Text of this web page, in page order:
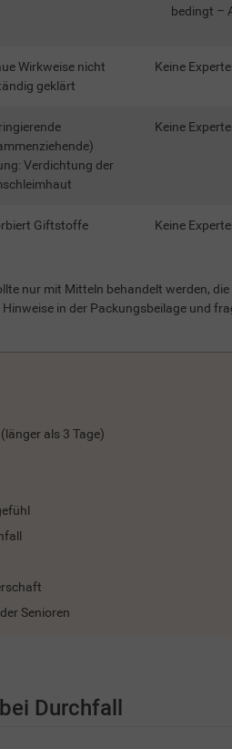
bedingt –
Wirkweise nicht
geklärt
Keine
Verdichtung der
Keine
Giftstoffe Keine
nur mit Mitteln behandelt werden,
in der Packungsbeilage und
als 3 Tage)
Senioren
Durchfall